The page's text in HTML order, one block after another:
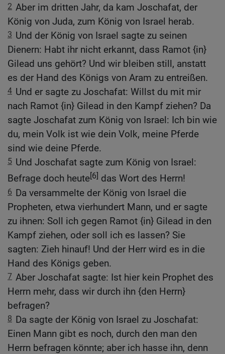
2 Aber im dritten Jahr, da kam Joschafat, der
König von Juda, zum König von Israel herab.
3 Und der König von Israel sagte zu seinen
Dienern: Habt ihr nicht erkannt, dass Ramot {in}
Gilead uns gehört? Und wir bleiben still, anstatt
es der Hand des Königs von Aram zu entreißen.
4 Und er sagte zu Joschafat: Willst du mit mir
nach Ramot {in} Gilead in den Kampf ziehen? Da
sagte Joschafat zum König von Israel: Ich bin wie
du, mein Volk ist wie dein Volk, meine Pferde
sind wie deine Pferde.
5 Und Joschafat sagte zum König von Israel:
Befrage doch heute[6] das Wort des Herrn!
6 Da versammelte der König von Israel die
Propheten, etwa vierhundert Mann, und er sagte
zu ihnen: Soll ich gegen Ramot {in} Gilead in den
Kampf ziehen, oder soll ich es lassen? Sie
sagten: Zieh hinauf! Und der Herr wird es in die
Hand des Königs geben.
7 Aber Joschafat sagte: Ist hier kein Prophet des
Herrn mehr, dass wir durch ihn {den Herrn}
befragen?
8 Da sagte der König von Israel zu Joschafat:
Einen Mann gibt es noch, durch den man den
Herrn befragen könnte; aber ich hasse ihn, denn